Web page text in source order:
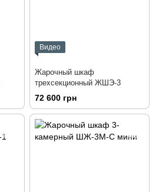
Видео
Жарочный шкаф
трехсекционный ЖШЭ-3
72 600 грн